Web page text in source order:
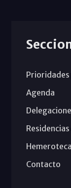
Agenda
Hemeroteca
Contacto